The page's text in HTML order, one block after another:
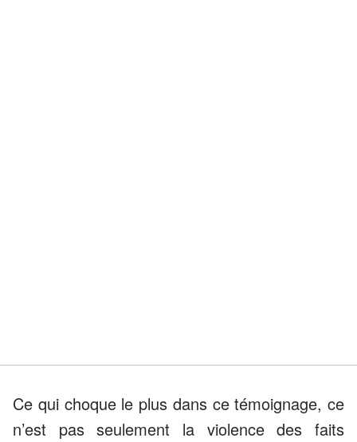
Ce qui choque le plus dans ce témoignage, ce
n’est pas seulement la violence des faits